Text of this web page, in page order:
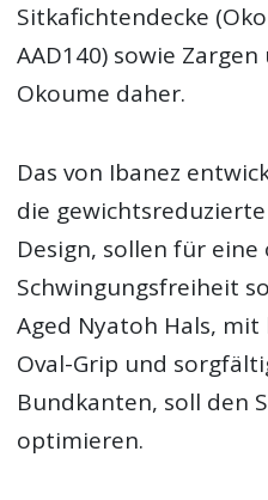
Sitkafichtendecke
AAD140) sowie
Okoume daher.
Das von Ibanez
die
Design, sollen für
Schwingungsfreiheit
Aged Nyatoh Hals,
Oval-Grip und
Bundkanten, soll den
optimieren.